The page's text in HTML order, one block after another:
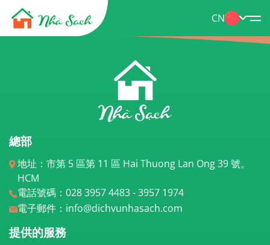
CN
總部
地址：市第 5 區第 11 區 Hai Thuong Lan Ong 39 號。
HCM
電話號碼：028 3957 4483 - 3957 1974
電子郵件：info@dichvunhasach.com
提供的服務